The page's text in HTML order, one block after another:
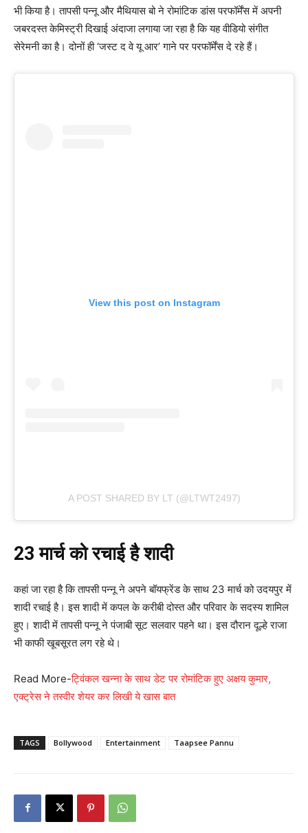
भी किया है। तापसी पन्नू और मैथियास बो ने रोमांटिक डांस परफॉर्मेंस में अपनी
जबरदस्त केमिस्ट्री दिखाई अंदाजा लगाया जा रहा है कि यह वीडियो संगीत
सेरेमनी का है। दोनों ही ‘जस्ट द वे यू आर’ गाने पर परफॉर्मेंस दे रहे हैं।
View this post on Instagram
A POST SHARED BY LT (@LTWT2497)
23 मार्च को रचाई है शादी
कहां जा रहा है कि तापसी पन्नू ने अपने बॉयफ्रेंड के साथ 23 मार्च को उदयपुर में
शादी रचाई है। इस शादी में कपल के करीबी दोस्त और परिवार के सदस्य शामिल
हुए। शादी में तापसी पन्नू ने पंजाबी सूट सलवार पहने था। इस दौरान दूल्हे राजा
भी काफी खूबसूरत लग रहे थे।
Read More-ट्विंकल खन्ना के साथ डेट पर रोमांटिक हुए अक्षय कुमार,
एक्ट्रेस ने तस्वीर शेयर कर लिखी ये खास बात
TAGS Bollywood Entertainment Taapsee Pannu